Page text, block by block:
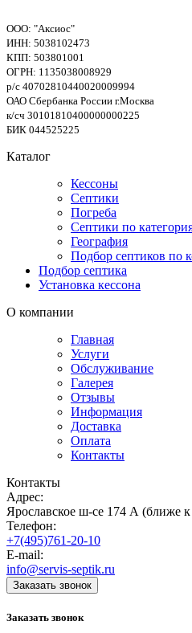
ООО: "Аксиос"
ИНН: 5038102473
КПП: 503801001
ОГРН: 1135038008929
р/с 40702810440020009994
ОАО Сбербанка России г.Москва
к/сч 30101810400000000225
БИК 044525225
Каталог
Кессоны
Септики
Погреба
Септики по
География
Подбор септиков по
Подбор септика
Установка кессона
О компании
Главная
Услуги
Обслуживание
Галерея
Отзывы
Информация
Доставка
Оплата
Контакты
Контакты
Адрес:
Ярославское ш-се 174 А (ближе
Телефон:
+7(495)761-20-10
E-mail:
info@servis-septik.ru
Заказать звонок
Заказать звонок